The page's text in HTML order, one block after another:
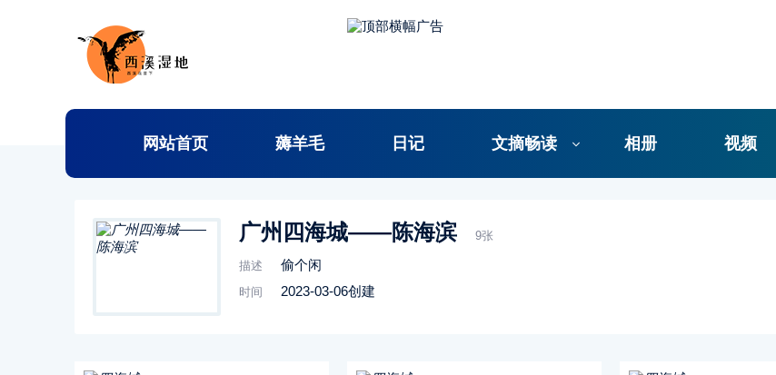
网站首页 薅羊毛 日记 文摘畅读 相册 视频
广州四海城——陈海滨 9张
描述 偷个闲
时间 2023-03-06创建